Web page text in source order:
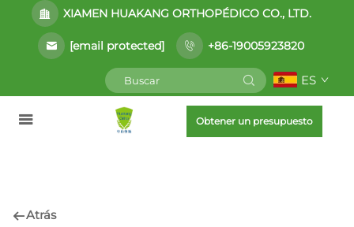
XIAMEN HUAKANG ORTHOPÉDICO CO., LTD.
[email protected] +86-19005923820
ES
Obtener un presupuesto
Atrás